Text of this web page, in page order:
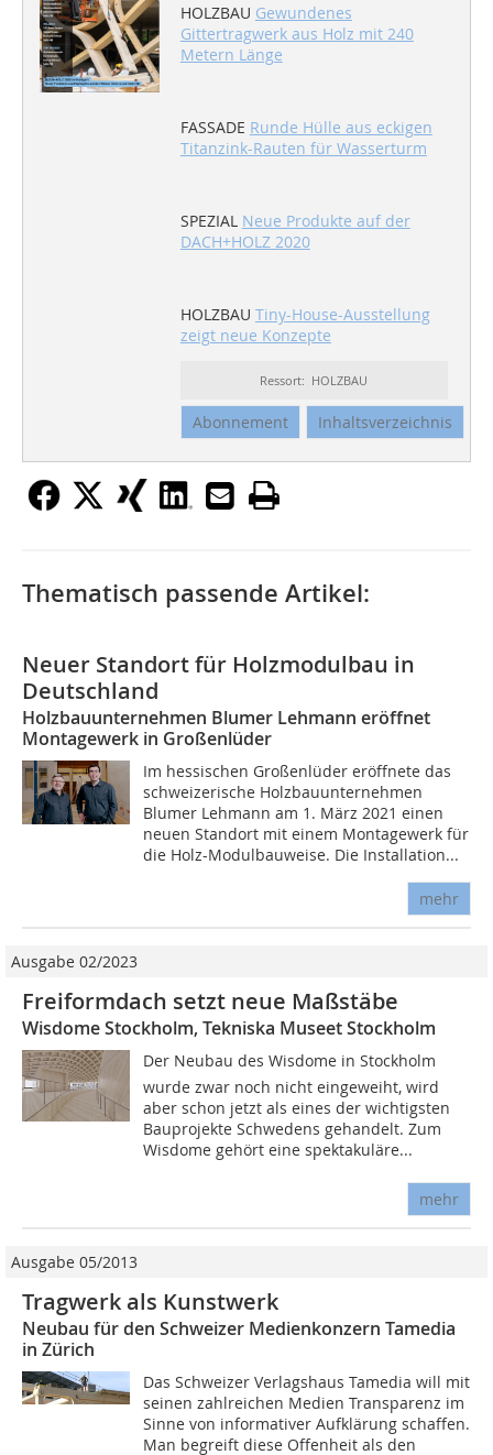
HOLZBAU Gewundenes
Gittertragwerk aus Holz mit 240
Metern Länge
FASSADE Runde Hülle aus eckigen
Titanzink-Rauten für Wasserturm
SPEZIAL Neue Produkte auf der
DACH+HOLZ 2020
HOLZBAU Tiny-House-Ausstellung
zeigt neue Konzepte
Ressort: HOLZBAU
Abonnement Inhaltsverzeichnis
Thematisch passende Artikel:
Neuer Standort für Holzmodulbau in
Deutschland
Holzbauunternehmen Blumer Lehmann eröffnet
Montagewerk in Großenlüder
Im hessischen Großenlüder eröffnete das
schweizerische Holzbauunternehmen
Blumer Lehmann am 1. März 2021 einen
neuen Standort mit einem Montagewerk für
die Holz-Modulbauweise. Die Installation...
mehr
Ausgabe 02/2023
Freiformdach setzt neue Maßstäbe
Wisdome Stockholm, Tekniska Museet Stockholm
Der Neubau des Wisdome in Stockholm
wurde zwar noch nicht eingeweiht, wird
aber schon jetzt als eines der wichtigsten
Bauprojekte Schwedens gehandelt. Zum
Wisdome gehört eine spektakuläre...
mehr
Ausgabe 05/2013
Tragwerk als Kunstwerk
Neubau für den Schweizer Medienkonzern Tamedia
in Zürich
Das Schweizer Verlagshaus Tamedia will mit
seinen zahlreichen Medien Transparenz im
Sinne von informativer Aufklärung schaffen.
Man begreift diese Offenheit als den